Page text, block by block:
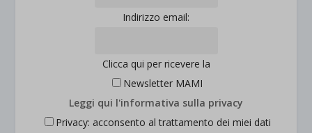
Indirizzo email:
Clicca qui per ricevere la
Newsletter MAMI
Leggi qui l'informativa sulla privacy
Privacy: acconsento al trattamento dei miei dati